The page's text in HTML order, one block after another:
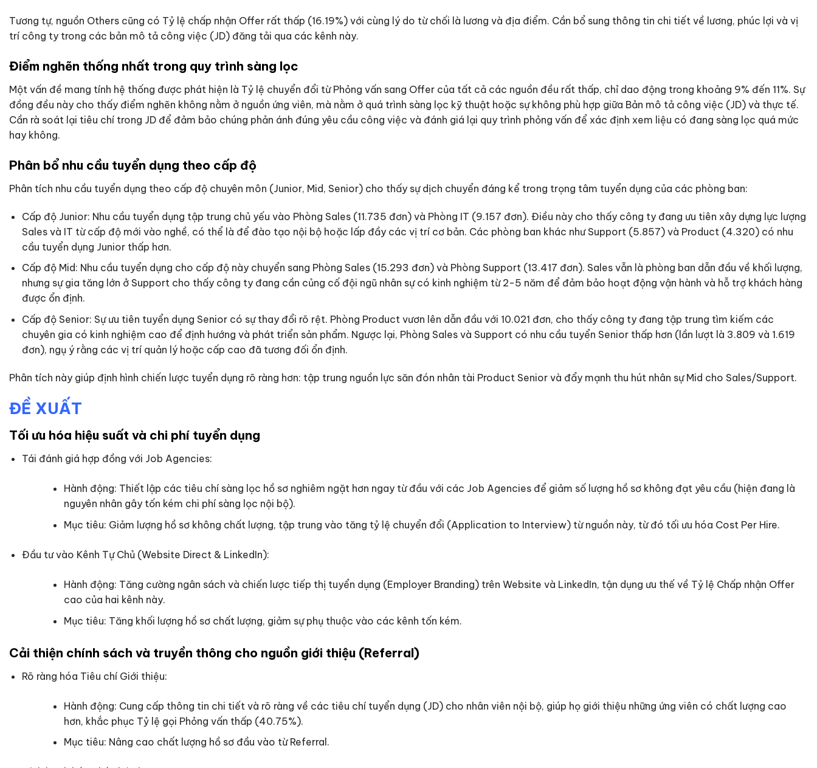
Tương tự, nguồn Others cũng có Tỷ lệ chấp nhận Offer rất thấp (16.19%) với cùng lý do từ chối là lương và địa điểm. Cần bổ sung thông tin chi tiết về lương, phúc lợi và vị
trí công ty trong các bản mô tả công việc (JD) đăng tải qua các kênh này.
Điểm nghẽn thống nhất trong quy trình sàng lọc
Một vấn đề mang tính hệ thống được phát hiện là Tỷ lệ chuyển đổi từ Phỏng vấn sang Offer của tất cả các nguồn đều rất thấp, chỉ dao động trong khoảng 9% đến 11%. Sự
đồng đều này cho thấy điểm nghẽn không nằm ở nguồn ứng viên, mà nằm ở quá trình sàng lọc kỹ thuật hoặc sự không phù hợp giữa Bản mô tả công việc (JD) và thực tế.
Cần rà soát lại tiêu chí trong JD để đảm bảo chúng phản ánh đúng yêu cầu công việc và đánh giá lại quy trình phỏng vấn để xác định xem liệu có đang sàng lọc quá mức
hay không.
Phân bổ nhu cầu tuyển dụng theo cấp độ
Phân tích nhu cầu tuyển dụng theo cấp độ chuyên môn (Junior, Mid, Senior) cho thấy sự dịch chuyển đáng kể trong trọng tâm tuyển dụng của các phòng ban:
Cấp độ Junior: Nhu cầu tuyển dụng tập trung chủ yếu vào Phòng Sales (11.735 đơn) và Phòng IT (9.157 đơn). Điều này cho thấy công ty đang ưu tiên xây dựng lực lượng
Sales và IT từ cấp độ mới vào nghề, có thể là để đào tạo nội bộ hoặc lấp đầy các vị trí cơ bản. Các phòng ban khác như Support (5.857) và Product (4.320) có nhu
cầu tuyển dụng Junior thấp hơn.
Cấp độ Mid: Nhu cầu tuyển dụng cho cấp độ này chuyển sang Phòng Sales (15.293 đơn) và Phòng Support (13.417 đơn). Sales vẫn là phòng ban dẫn đầu về khối lượng,
nhưng sự gia tăng lớn ở Support cho thấy công ty đang cần củng cố đội ngũ nhân sự có kinh nghiệm từ 2-5 năm để đảm bảo hoạt động vận hành và hỗ trợ khách hàng
được ổn định.
Cấp độ Senior: Sự ưu tiên tuyển dụng Senior có sự thay đổi rõ rệt. Phòng Product vươn lên dẫn đầu với 10.021 đơn, cho thấy công ty đang tập trung tìm kiếm các
chuyên gia có kinh nghiệm cao để định hướng và phát triển sản phẩm. Ngược lại, Phòng Sales và Support có nhu cầu tuyển Senior thấp hơn (lần lượt là 3.809 và 1.619
đơn), ngụ ý rằng các vị trí quản lý hoặc cấp cao đã tương đối ổn định.
Phân tích này giúp định hình chiến lược tuyển dụng rõ ràng hơn: tập trung nguồn lực săn đón nhân tài Product Senior và đẩy mạnh thu hút nhân sự Mid cho Sales/Support.
ĐỀ XUẤT
Tối ưu hóa hiệu suất và chi phí tuyển dụng
Tái đánh giá hợp đồng với Job Agencies:
Hành động: Thiết lập các tiêu chí sàng lọc hồ sơ nghiêm ngặt hơn ngay từ đầu với các Job Agencies để giảm số lượng hồ sơ không đạt yêu cầu (hiện đang là
nguyên nhân gây tốn kém chi phí sàng lọc nội bộ).
Mục tiêu: Giảm lượng hồ sơ không chất lượng, tập trung vào tăng tỷ lệ chuyển đổi (Application to Interview) từ nguồn này, từ đó tối ưu hóa Cost Per Hire.
Đầu tư vào Kênh Tự Chủ (Website Direct & LinkedIn):
Hành động: Tăng cường ngân sách và chiến lược tiếp thị tuyển dụng (Employer Branding) trên Website và LinkedIn, tận dụng ưu thế về Tỷ lệ Chấp nhận Offer
cao của hai kênh này.
Mục tiêu: Tăng khối lượng hồ sơ chất lượng, giảm sự phụ thuộc vào các kênh tốn kém.
Cải thiện chính sách và truyền thông cho nguồn giới thiệu (Referral)
Rõ ràng hóa Tiêu chí Giới thiệu:
Hành động: Cung cấp thông tin chi tiết và rõ ràng về các tiêu chí tuyển dụng (JD) cho nhân viên nội bộ, giúp họ giới thiệu những ứng viên có chất lượng cao
hơn, khắc phục Tỷ lệ gọi Phỏng vấn thấp (40.75%).
Mục tiêu: Nâng cao chất lượng hồ sơ đầu vào từ Referral.